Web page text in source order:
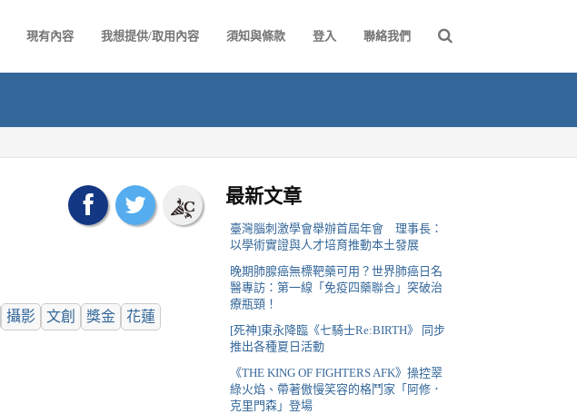
現有內容 我想提供/取用內容 須知與條款 登入 聯絡我們
攝影 文創 獎金
花蓮
最新文章
臺灣腦刺激學會舉辦首屆年會 理事長：
以學術實證與人才培育推動本土發展
晚期肺腺癌無標靶藥可用？世界肺癌日名
醫專訪：第一線「免疫四藥聯合」突破治
療瓶頸！
[死神]東永降臨《七騎士Re:BIRTH》 同步
推出各種夏日活動
《THE KING OF FIGHTERS AFK》操控翠
綠火焰、帶著傲慢笑容的格鬥家「阿修．
克里門森」登場